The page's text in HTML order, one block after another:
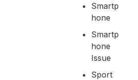
Smartp
Hone
Smartp
Hone
Issue
Sport